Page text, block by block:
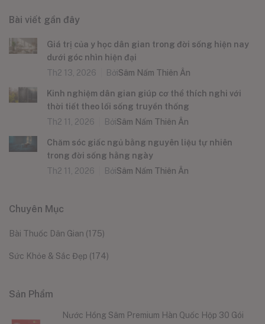
Bài viết gần đây
Giá trị của y học dân gian trong đời sống hiện nay
dưới góc nhìn hiện đại
Th2 13, 2026
BởiSâm Nấm Thiên Ân
Kinh nghiệm dân gian giúp cơ thể thích nghi với
thời tiết theo lối sống truyền thống
Th2 11, 2026
BởiSâm Nấm Thiên Ân
Chăm sóc giấc ngủ bằng nguyên liệu tự nhiên
trong đời sống hằng ngày
Th2 11, 2026
BởiSâm Nấm Thiên Ân
Chuyên Mục
Bài Thuốc Dân Gian (175)
Sức Khỏe & Sắc Đẹp (174)
Sản Phẩm
Nước Hồng Sâm Premium Hàn Quốc Hộp 30 Gói